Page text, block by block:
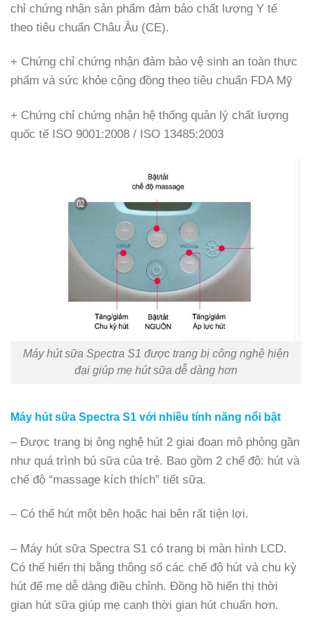
chỉ chứng nhận sản phẩm đảm bảo chất lượng Y tế
theo tiêu chuẩn Châu Âu (CE).
+ Chứng chỉ chứng nhận đảm bảo vệ sinh an toàn thực
phẩm và sức khỏe cộng đồng theo tiêu chuẩn FDA Mỹ
+ Chứng chỉ chứng nhận hệ thống quản lý chất lượng
quốc tế ISO 9001:2008 / ISO 13485:2003
Máy hút sữa Spectra S1 được trang bị công nghệ hiện
đại giúp mẹ hút sữa dễ dàng hơn
Máy hút sữa Spectra S1 với nhiều tính năng nổi bật
– Được trang bị ông nghệ hút 2 giai đoạn mô phỏng gần
như quá trình bú sữa của trẻ. Bao gồm 2 chế độ: hút và
chế độ “massage kích thích” tiết sữa.
– Có thể hút một bên hoặc hai bên rất tiện lợi.
– Máy hút sữa Spectra S1 có trang bị màn hình LCD.
Có thể hiển thị bằng thông số các chế độ hút và chu kỳ
hút để mẹ dễ dàng điều chỉnh. Đồng hồ hiển thị thời
gian hút sữa giúp mẹ canh thời gian hút chuẩn hơn.